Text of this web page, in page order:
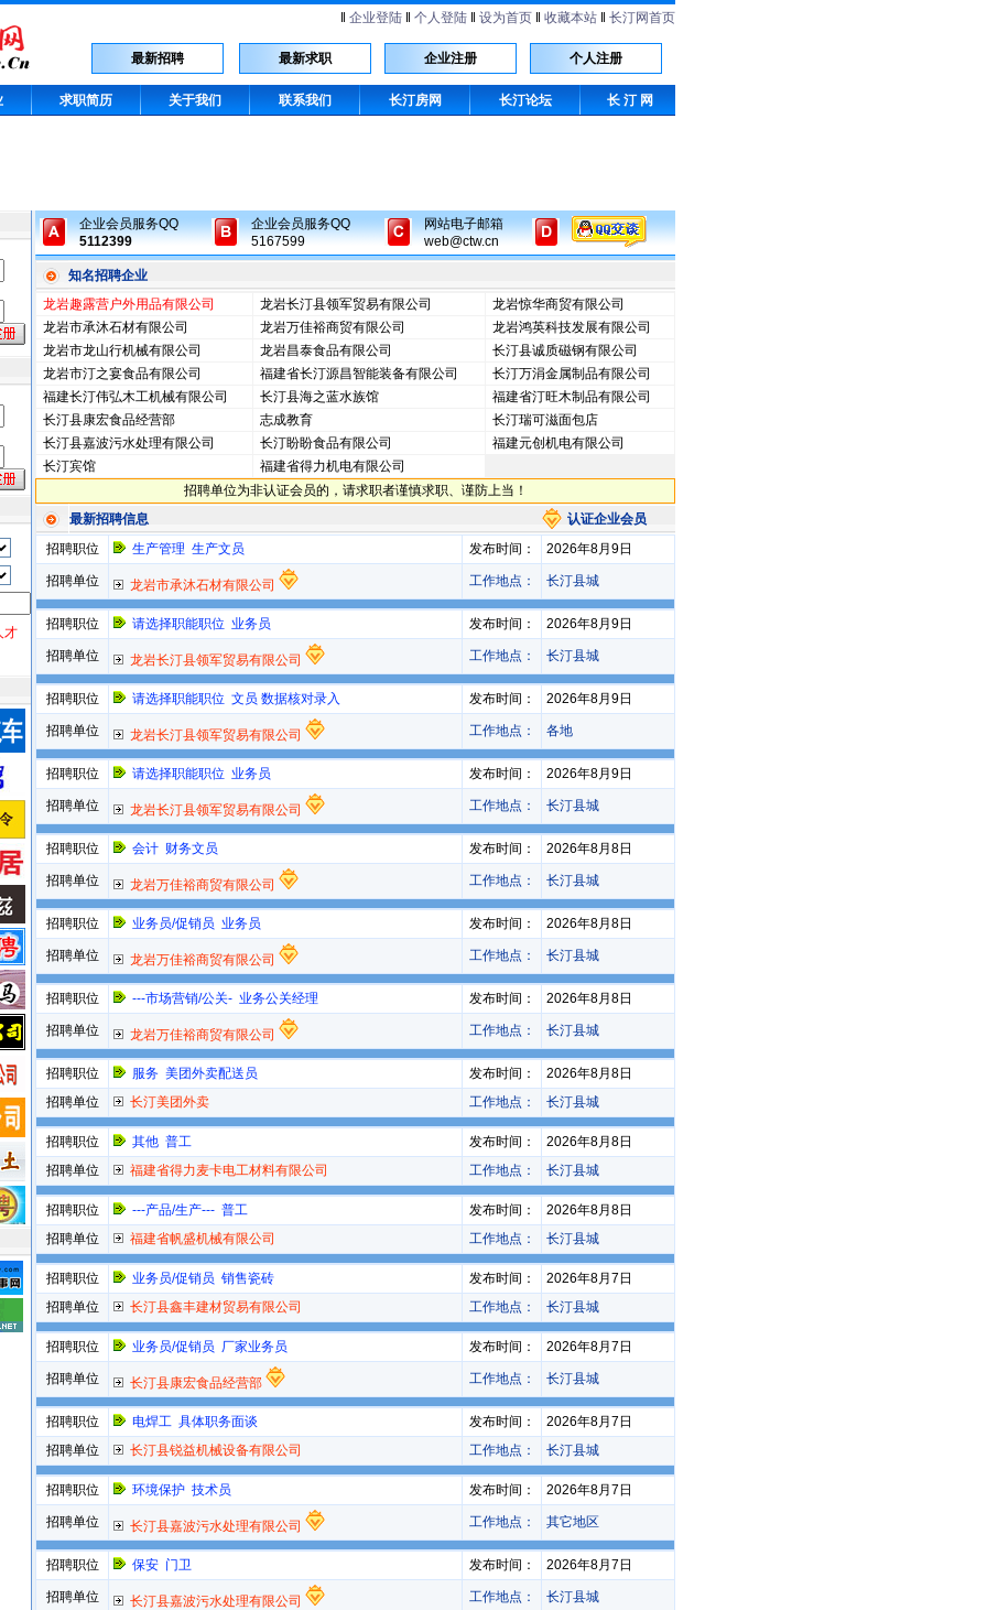
企业登陆 个人登陆 设为首页 收藏本站 长汀网首页
最新招聘 最新求职 企业注册 个人注册
求职简历 关于我们 联系我们 长汀房网 长汀论坛 长 汀 网
才
企业会员服务QQ
5112399
企业会员服务QQ
5167599
网站电子邮箱
web@ctw.cn
知名招聘企业
龙岩趣露营户外用品有限公司
龙岩长汀县领军贸易有限公司
龙岩惊华商贸有限公司
龙岩市承沐石材有限公司
龙岩万佳裕商贸有限公司
龙岩鸿英科技发展有限公司
龙岩市龙山行机械有限公司
龙岩昌泰食品有限公司
长汀县诚质磁钢有限公司
龙岩市汀之宴食品有限公司
福建省长汀源昌智能装备有限公司
长汀万涓金属制品有限公司
福建长汀伟弘木工机械有限公司
长汀县海之蓝水族馆
福建省汀旺木制品有限公司
长汀县康宏食品经营部
志成教育
长汀瑞可滋面包店
长汀县嘉波污水处理有限公司
长汀盼盼食品有限公司
福建元创机电有限公司
长汀宾馆
福建省得力机电有限公司
招聘单位为非认证会员的，请求职者谨慎求职、谨防上当！
最新招聘信息
认证企业会员
招聘职位
生产管理 生产文员 发布时间： 2026年8月9日
招聘单位 龙岩市承沐石材有限公司 工作地点： 长汀县城
招聘职位 请选择职能职位 业务员 发布时间： 2026年8月9日
招聘单位 龙岩长汀县领军贸易有限公司 工作地点： 长汀县城
招聘职位 请选择职能职位 文员 数据核对录入 发布时间： 2026年8月9日
招聘单位 龙岩长汀县领军贸易有限公司 工作地点： 各地
招聘职位 请选择职能职位 业务员 发布时间： 2026年8月9日
招聘单位 龙岩长汀县领军贸易有限公司 工作地点： 长汀县城
招聘职位 会计 财务文员 发布时间： 2026年8月8日
招聘单位 龙岩万佳裕商贸有限公司 工作地点： 长汀县城
招聘职位 业务员/促销员 业务员 发布时间： 2026年8月8日
招聘单位 龙岩万佳裕商贸有限公司 工作地点： 长汀县城
招聘职位 ---市场营销/公关- 业务公关经理 发布时间： 2026年8月8日
招聘单位 龙岩万佳裕商贸有限公司 工作地点： 长汀县城
招聘职位 服务 美团外卖配送员 发布时间：
2026年8月8日
招聘单位
长汀美团外卖 工作地点： 长汀县城
招聘职位 其他 普工 发布时间：
2026年8月8日
招聘单位
福建省得力麦卡电工材料有限公司 工作地点： 长汀县城
招聘职位 ---产品/生产--- 普工 发布时间：
2026年8月8日
招聘单位
福建省帆盛机械有限公司 工作地点： 长汀县城
招聘职位 业务员/促销员 销售瓷砖 发布时间：
2026年8月7日
招聘单位
长汀县鑫丰建材贸易有限公司 工作地点： 长汀县城
招聘职位 业务员/促销员 厂家业务员 发布时间： 2026年8月7日
招聘单位 长汀县康宏食品经营部 工作地点： 长汀县城
招聘职位 电焊工 具体职务面谈 发布时间：
2026年8月7日
招聘单位
长汀县锐益机械设备有限公司 工作地点： 长汀县城
招聘职位 环境保护 技术员 发布时间： 2026年8月7日
招聘单位 长汀县嘉波污水处理有限公司 工作地点： 其它地区
招聘职位 保安 门卫 发布时间： 2026年8月7日
招聘单位 长汀县嘉波污水处理有限公司 工作地点： 长汀县城